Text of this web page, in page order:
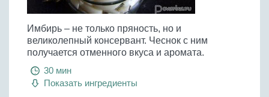
Имбирь – не только пряность, но и
великолепный консервант. Чеснок с ним
получается отменного вкуса и аромата.
30 мин
Показать ингредиенты